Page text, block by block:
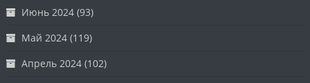
Июнь 2024 (93)
Май 2024 (119)
Апрель 2024 (102)